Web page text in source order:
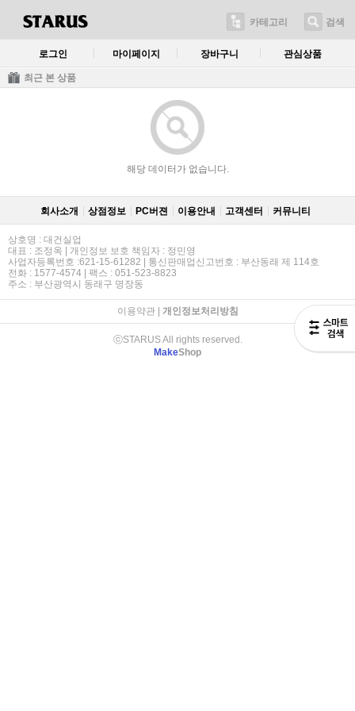
카테고리 검색
로그인 마이페이지 장바구니 관심상품
최근 본 상품
해당 데이터가 없습니다.
회사소개 상점정보 PC버젼 이용안내 고객센터 커뮤니티
상호명 : 대건실업
대표 : 조정옥 | 개인정보 보호 책임자 : 정민영
사업자등록번호 :621-15-61282 | 통신판매업신고번호 : 부산동래 제 114호
전화 : 1577-4574 | 팩스 : 051-523-8823
주소 : 부산광역시 동래구 명장동
이용약관| 개인정보처리방침
ⓒSTARUS All rights reserved.
MakeShop